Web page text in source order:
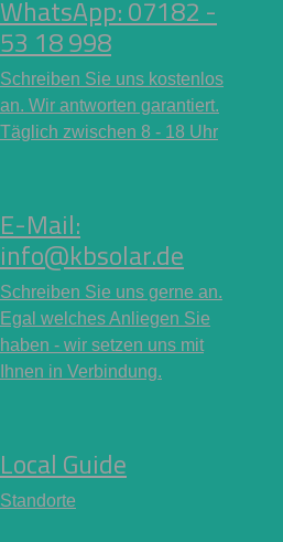
WhatsApp: 07182 -
53 18 998
Schreiben Sie uns kostenlos
an. Wir antworten garantiert.
Täglich zwischen 8 - 18 Uhr
E-Mail:
info@kbsolar.de
Schreiben Sie uns gerne an.
Egal welches Anliegen Sie
haben - wir setzen uns mit
Ihnen in Verbindung.
Local Guide
Standorte